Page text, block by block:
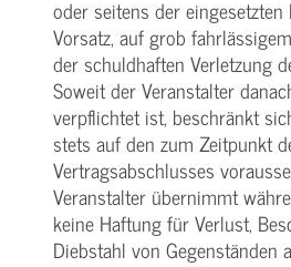
oder seitens der
Vorsatz, auf grob
der schuldhaften Verletzung
Soweit der Veranstalter
verpflichtet ist, beschränkt
stets auf den zum Zeitpunkt
Vertragsabschlusses
Veranstalter übernimmt
keine Haftung für Verlust,
Diebstahl von Gegenständen